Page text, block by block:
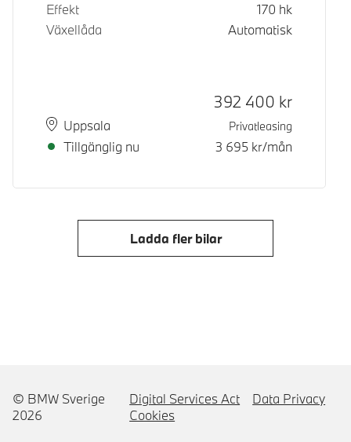
Effekt
170 hk
Växellåda
Automatisk
PlatsUppsala
Leveranstid
Tillgänglig nu
Kontantpris
392 400 kr
Privatleasing
3 695 kr/mån
Ladda fler bilar
© BMW Sverige
2026
Digital Services Act
Data Privacy
Cookies